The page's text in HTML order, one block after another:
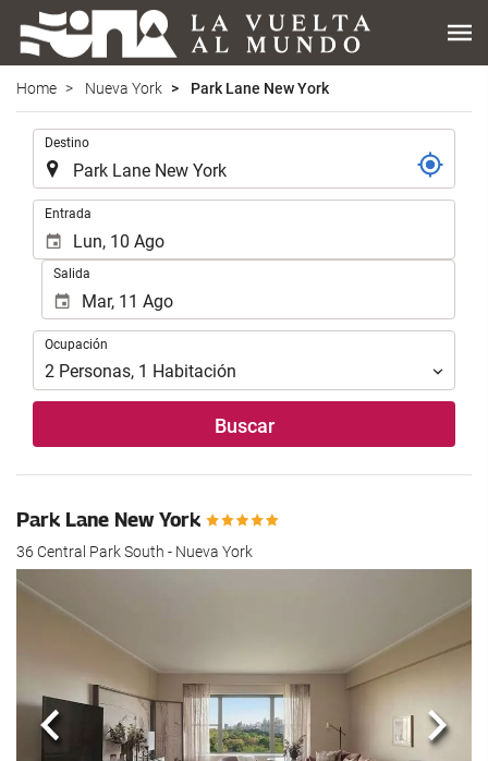
Home Nueva York Park Lane New York
Destino
Entrada
Salida
Ocupación
Ocupación
2 Personas, 1 Habitación
Buscar
Park Lane New York
36 Central Park South - Nueva York
Anterior